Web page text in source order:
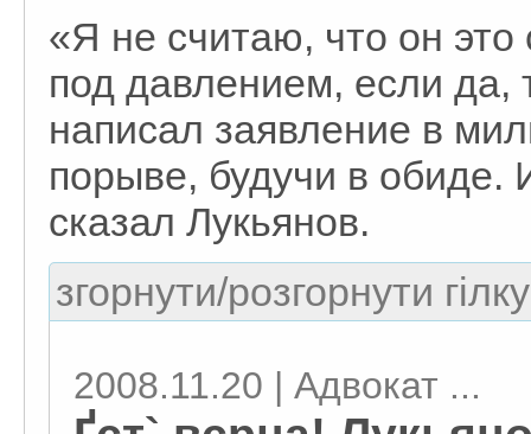
«Я не считаю, что он это
под давлением, если да,
написал заявление в
порыве, будучи в обиде.
сказал Лукьянов.
згорнути/розгорнути
2008.11.20 | Адвокат ...